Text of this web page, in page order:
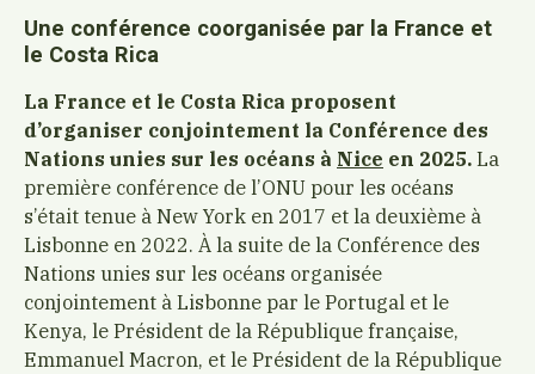
Une conférence coorganisée par la France et
le Costa Rica
La France et le Costa Rica proposent
d’organiser conjointement la Conférence des
Nations unies sur les océans à Nice en 2025.La
première conférence de l’ONU pour les océans
s’était tenue à New York en 2017 et la deuxième à
Lisbonne en 2022. À la suite de la Conférence des
Nations unies sur les océans organisée
conjointement à Lisbonne par le Portugal et le
Kenya, le Président de la République française,
Emmanuel Macron, et le Président de la République